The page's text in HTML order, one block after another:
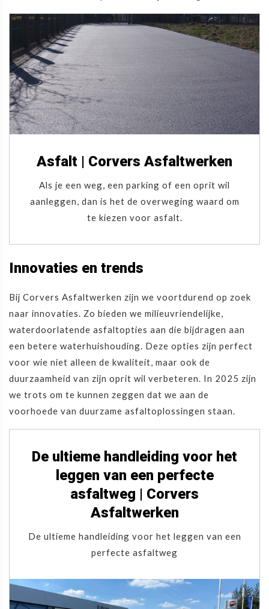
Asfalt | Corvers Asfaltwerken
Als je een weg, een parking of een oprit wil
aanleggen, dan is het de overweging waard om
te kiezen voor asfalt.
Innovaties en trends
Bij Corvers Asfaltwerken zijn we voortdurend op zoek
naar innovaties. Zo bieden we milieuvriendelijke,
waterdoorlatende asfaltopties aan die bijdragen aan
een betere waterhuishouding. Deze opties zijn perfect
voor wie niet alleen de kwaliteit, maar ook de
duurzaamheid van zijn oprit wil verbeteren. In 2025 zijn
we trots om te kunnen zeggen dat we aan de
voorhoede van duurzame asfaltoplossingen staan.
De ultieme handleiding voor het
leggen van een perfecte
asfaltweg | Corvers
Asfaltwerken
De ultieme handleiding voor het leggen van een
perfecte asfaltweg